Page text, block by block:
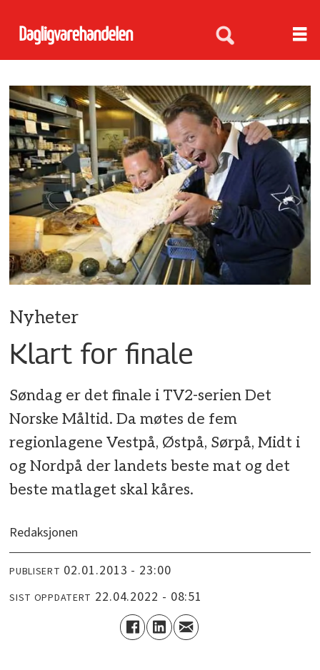
Nyheter
Klart for finale
Søndag er det finale i TV2-serien Det
Norske Måltid. Da møtes de fem
regionlagene Vestpå, Østpå, Sørpå, Midt i
og Nordpå der landets beste mat og det
beste matlaget skal kåres.
Redaksjonen
PUBLISERT 02.01.2013 - 23:00
SIST OPPDATERT 22.04.2022 - 08:51